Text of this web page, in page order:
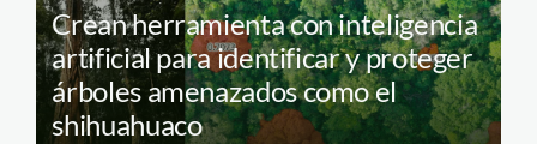
Crean herramienta con inteligencia
artificial para identificar y proteger
árboles amenazados como el
shihuahuaco